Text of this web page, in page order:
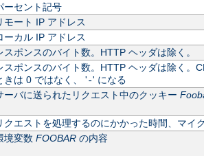
ーセント記号
モート IP アドレス
ーカル IP アドレス
スポンスのバイト数。HTTP ヘッダは除く。
スポンスのバイト数。HTTP ヘッダは除く。
きは 0 ではなく、 '-' になる
ーバに送られたリクエスト中のクッキー
クエストを処理するのにかかった時間、マイ
境変数 FOOBARの内容